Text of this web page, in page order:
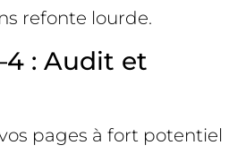
refonte lourde.
: Audit et
pages à fort potentiel